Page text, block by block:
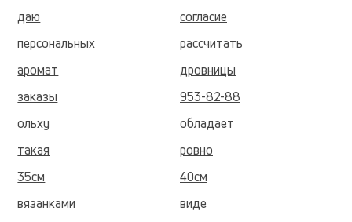
даю
согласие
персональных
рассчитать
аромат
дровницы
заказы
953-82-88
ольху
обладает
такая
ровно
35см
40см
вязанками
виде